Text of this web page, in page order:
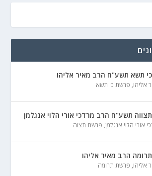
תשא תשע"ח הרב מאיר אליהו
אליהו, פרשת כי תשא
תשע"ח הרב מרדכי אורי הלוי אנגלמן
אורי הלוי אנגלמן, פרשת תצוה
הרב מאיר אליהו
אליהו, פרשת תרומה